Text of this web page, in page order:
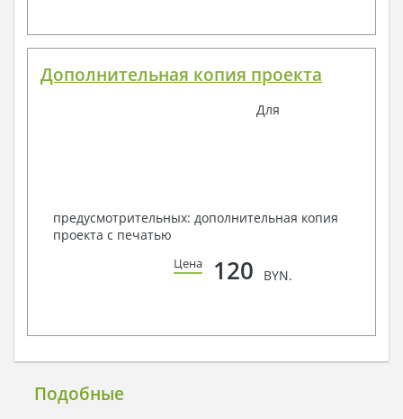
Дополнительная копия проекта
Для
предусмотрительных: дополнительная копия
проекта с печатью
Цена 120 BYN.
Подобные